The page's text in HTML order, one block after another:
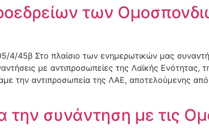
των
4/45β Στο πλαίσιο των ενημερωτικών μας
με αντιπροσωπείες της Λαϊκής
την αντιπροσωπεία της ΛΑΕ, αποτελούμενης από
την συνάντηση με τις